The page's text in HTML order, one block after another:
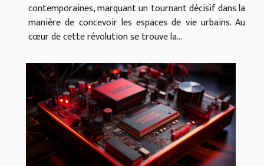
contemporaines, marquant un tournant décisif dans la
manière de concevoir les espaces de vie urbains. Au
cœur de cette révolution se trouve la...